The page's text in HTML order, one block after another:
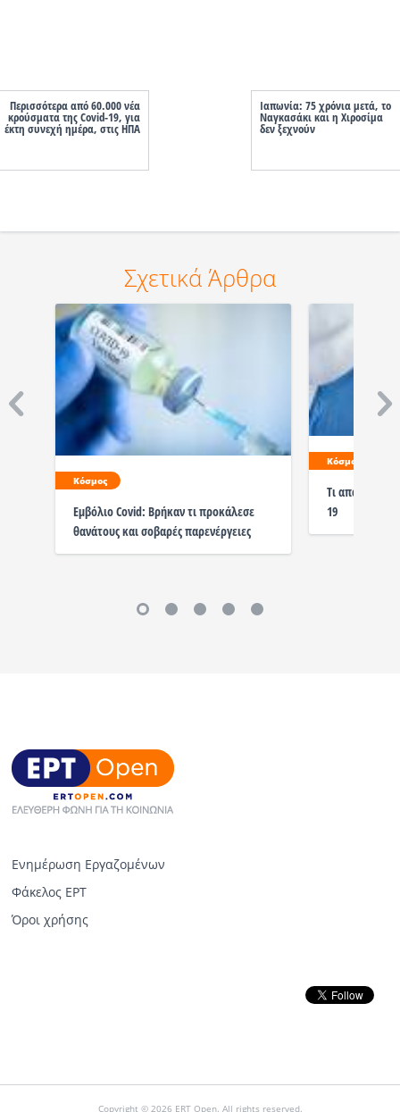
Περισσότερα από 60.000 νέα
κρούσματα της Covid-19, για
έκτη συνεχή ημέρα, στις ΗΠΑ
Ιαπωνία: 75 χρόνια μετά, το
Ναγκασάκι και η Χιροσίμα
δεν ξεχνούν
Σχετικά Άρθρα
Κόσμος
Εμβόλιο Covid: Βρήκαν τι προκάλεσε
θανάτους και σοβαρές παρενέργειες
Κόσμος
Τι απαντά η
19
Ενημέρωση Εργαζομένων
Φάκελος ΕΡΤ
Όροι χρήσης
Copyright © 2026 ERT Open. All rights reserved.